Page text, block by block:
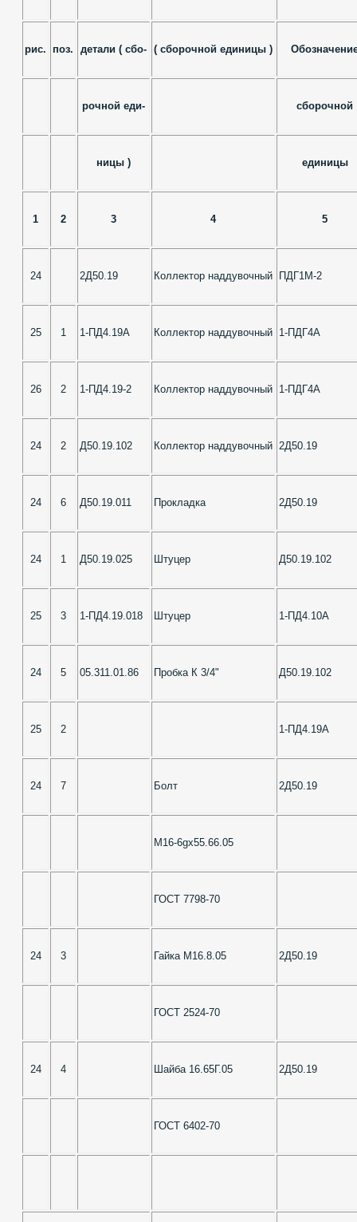
рис. поз. детали ( сбо- ( сборочной единицы )
рочной еди- сборочной
ницы ) единицы
1 2 3 4 5
24 2Д50.19 Коллектор наддувочный ПДГ1М-2
25 1 1-ПД4.19А Коллектор наддувочный 1-ПДГ4А
26 2 1-ПД4.19-2 Коллектор наддувочный 1-ПДГ4А
24 2 Д50.19.102 Коллектор наддувочный 2Д50.19
24 6 Д50.19.011 Прокладка 2Д50.19
24 1 Д50.19.025 Штуцер Д50.19.102
25 3 1-ПД4.19.018 Штуцер 1-ПД4.10А
24 5 05.311.01.86 Пробка К 3/4" Д50.19.102
25 2 1-ПД4.19А
24 7 Болт 2Д50.19
М16-6gх55.66.05
ГОСТ 7798-70
24 3 Гайка М16.8.05 2Д50.19
ГОСТ 2524-70
24 4 Шайба 16.65Г.05 2Д50.19
ГОСТ 6402-70